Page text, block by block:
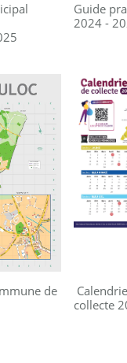
Guide
2024 -
de
collecte